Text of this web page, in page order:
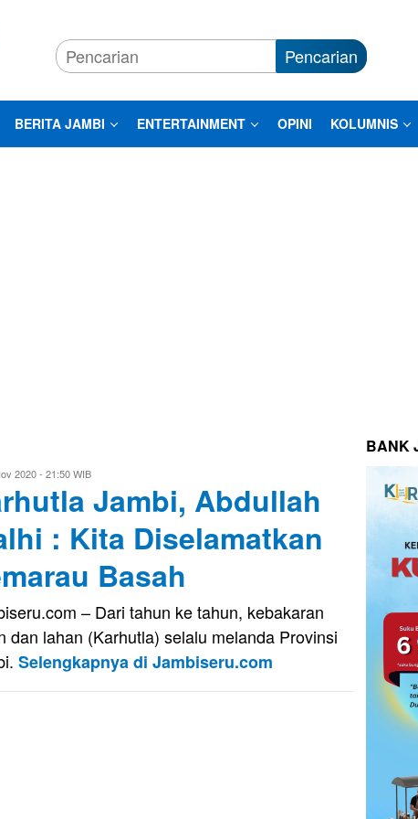
Pencarian
BERITA JAMBI ENTERTAINMENT OPINI KOLUMNIS
2020 - 21:50 WIB
Jambi, Abdullah
: Kita Diselamatkan
Basah
– Dari tahun ke tahun, kebakaran
dan lahan (Karhutla) selalu melanda Provinsi
Selengkapnya di Jambiseru.com
BANK